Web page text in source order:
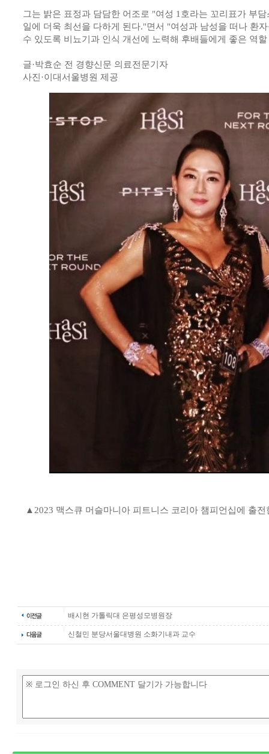
그는 밝은 표정과 담담한 어조로 "여성 1호라는 꼬리표가 부
일에 더욱 최선을 다하게 된다."면서 "여성과 남성을 떠나 환
수 있도록 비뇨기과 인식 개선에 노력해 후배들에게 좋은 역
글·박효순 전 경향신문 의료전문기자
사진·이대서울병원 제공
▲2023 맥스큐 머슬마니아 피트니스 코리아 챔피언십에 출전
배시현 가톨릭대 은평성모병원장
신철민 분당서울대병원 소화기내과 교수